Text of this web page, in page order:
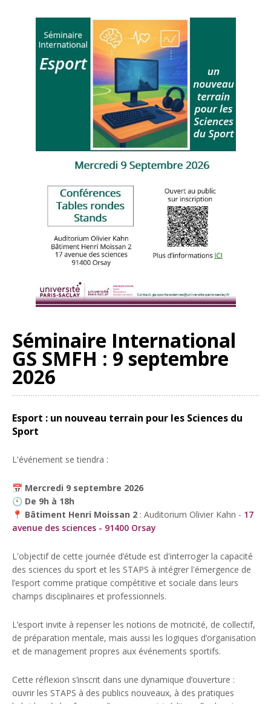
Séminaire International
GS SMFH : 9 septembre
2026
Esport : un nouveau terrain pour les Sciences du
Sport
L'événement se tiendra :
📅 Mercredi 9 septembre 2026
🕙 De 9h à 18h
📍 Bâtiment Henri Moissan 2 : Auditorium Olivier Kahn - 17
avenue des sciences - 91400 Orsay
L'objectif de cette journée d’étude est d'interroger la capacité
des sciences du sport et les STAPS à intégrer l'émergence de
l’esport comme pratique compétitive et sociale dans leurs
champs disciplinaires et professionnels.
L’esport invite à repenser les notions de motricité, de collectif,
de préparation mentale, mais aussi les logiques d’organisation
et de management propres aux événements sportifs.
Cette réflexion s’inscrit dans une dynamique d’ouverture :
ouvrir les STAPS à des publics nouveaux, à des pratiques